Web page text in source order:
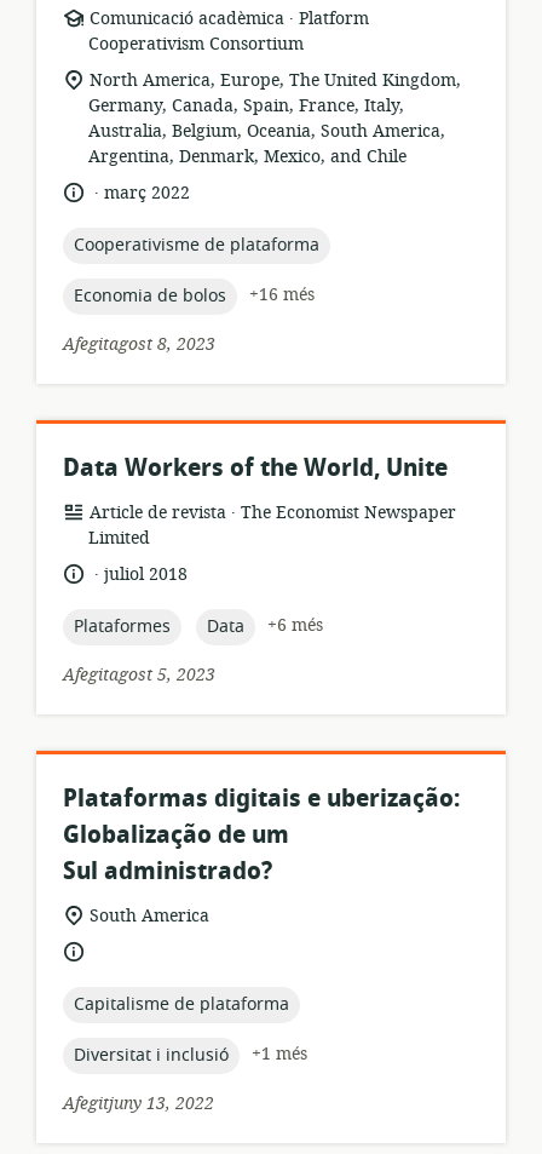
format
dels
recursos:
Comunicació acadèmica .
publicador:
Platform
Cooperativism Consortium
ubicació
rellevant:
North America, Europe, The United Kingdom,
Germany, Canada, Spain, France, Italy,
Australia, Belgium, Oceania, South America,
Argentina, Denmark, Mexico, and Chile
idioma:
.
data
publicació:
març 2022
topic:
Cooperativisme de plataforma
topic:
Economia de bolos
+16 més
Afegitagost 8, 2023
Data Workers of the World, Unite
format
dels
recursos:
Article de revista .
publicador:
The Economist Newspaper
Limited
idioma:
.
data
publicació:
juliol 2018
topic:
Plataformes topic:
Data
+6 més
Afegitagost 5, 2023
Plataformas digitais e uberização:
Globalização de um
Sul administrado?
format
dels
recursos:
ubicació
South America
idioma:
topic:
Capitalisme de plataforma
topic:
Diversitat i inclusió
+1 més
Afegitjuny 13, 2022